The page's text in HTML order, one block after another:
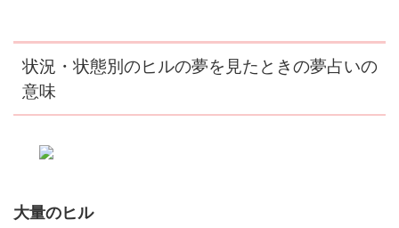
状況・状態別のヒルの夢を見たときの夢占いの
意味
大量のヒル